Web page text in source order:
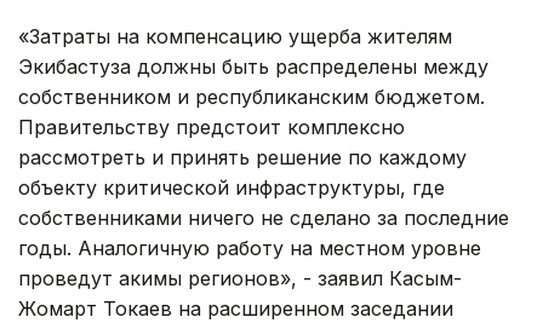
«Затраты на компенсацию ущерба жителям
Экибастуза должны быть распределены между
собственником и республиканским бюджетом.
Правительству предстоит комплексно
рассмотреть и принять решение по каждому
объекту критической инфраструктуры, где
собственниками ничего не сделано за последние
годы. Аналогичную работу на местном уровне
проведут акимы регионов», - заявил Касым-
Жомарт Токаев на расширенном заседании